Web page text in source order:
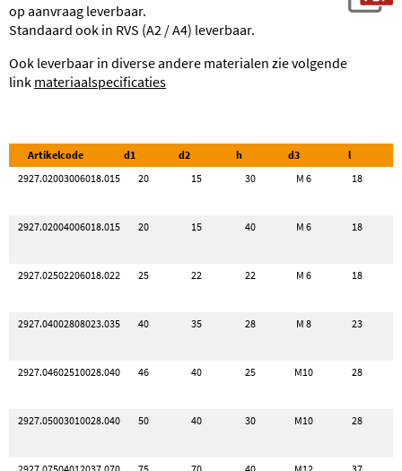
op aanvraag leverbaar.
Standaard ook in RVS (A2 / A4) leverbaar.
Ook leverbaar in diverse andere materialen zie volgende
linkmateriaalspecificaties
Artikelcode d1 d2 h d3 l
2927.02003006018.015
20 15 30 M 6 18
2927.02004006018.015 20 15 40 M 6 18
2927.02502206018.022 25 22 22 M 6 18
2927.04002808023.035 40 35 28 M 8 23
2927.04602510028.040 46 40 25 M10 28
2927.05003010028.040 50 40 30 M10 28